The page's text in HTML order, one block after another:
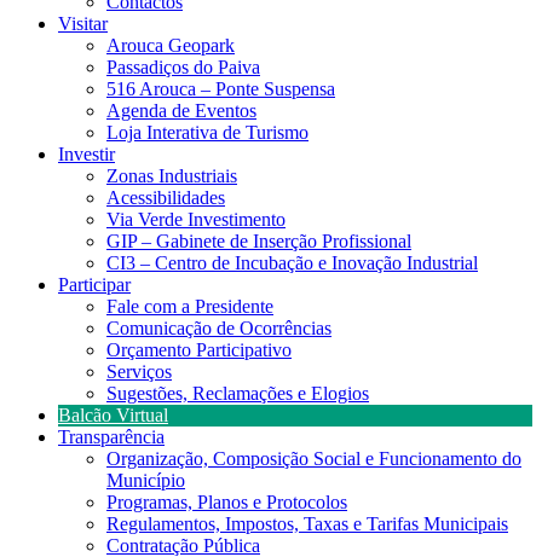
Visitar
Arouca Geopark
Passadiços do Paiva
516 Arouca – Ponte Suspensa
Agenda de Eventos
Loja Interativa de Turismo
Investir
Zonas Industriais
Acessibilidades
Via Verde Investimento
GIP – Gabinete de Inserção Profissional
CI3 – Centro de Incubação e Inovação Industrial
Participar
Fale com a Presidente
Comunicação de Ocorrências
Orçamento Participativo
Serviços
Sugestões, Reclamações e Elogios
Balcão Virtual
Transparência
Organização, Composição Social e Funcionamento do
Município
Programas, Planos e Protocolos
Regulamentos, Impostos, Taxas e Tarifas Municipais
Contratação Pública